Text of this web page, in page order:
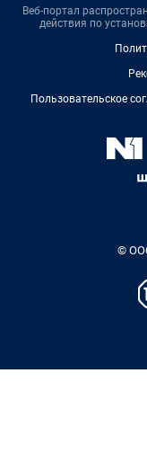
Веб-портал
действия по
Пользовательское
©